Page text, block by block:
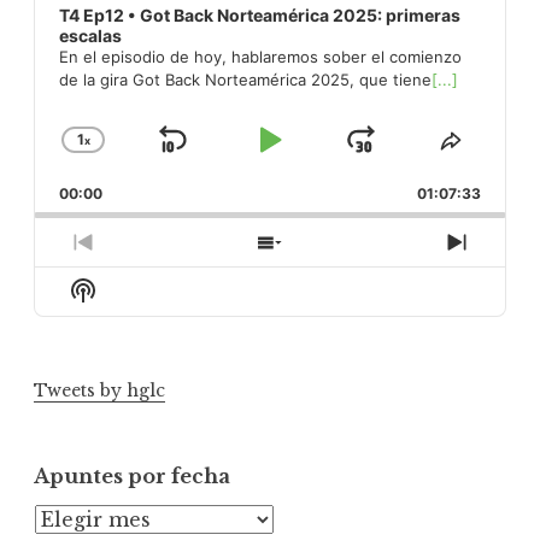
T4 Ep12 • Got Back Norteamérica 2025: primeras
escalas
En el episodio de hoy, hablaremos sober el comienzo
de la gira Got Back Norteamérica 2025, que tiene[...]
Change
Rate
1x
Skip
Play
Jump
Forward
Share
00:00 01:07:33
Previous
Episode
Show
Episodes
Next
Show
Podcast
Tweets by hglc
Apuntes por fecha
A